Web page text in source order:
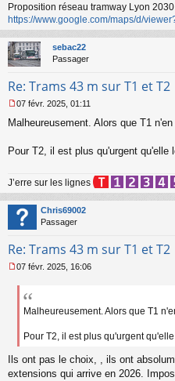
g
e
n
o
n
l
Proposition réseau tramway Lyon
https://www.google.com/maps/d/
sebac22
Passager
Re: Trams 43 m sur T1 et T2
e
s
e
n
o
n
l
07 févr. 2025, 01:11
Malheureusement. Alors que T1
Pour T2, il est plus qu'urgent qu'elle
J’erre sur les lignes
Chris69002
Passager
Re: Trams 43 m sur T1 et T2
e
e
n
o
07 févr. 2025, 16:06
Malheureusement. Alors que T1
Pour T2, il est plus qu'urgent
Ils ont pas le choix, , ils ont
extensions qui arrive en 2026.